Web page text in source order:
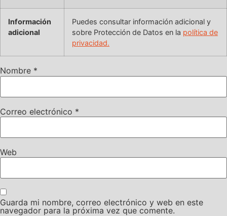
Información
adicional
Puedes consultar información adicional y
sobre Protección de Datos en la política de
privacidad.
Nombre *
Correo electrónico *
Web
Guarda mi nombre, correo electrónico y web en este
navegador para la próxima vez que comente.